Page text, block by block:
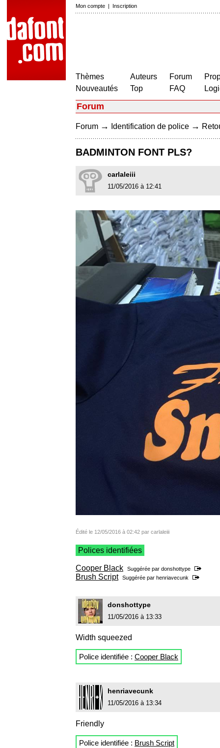
Mon compte | Inscription
Thèmes
Nouveautés
Auteurs
Top
Forum
FAQ
Forum
Forum → Identification de police →
BADMINTON FONT PLS?
carlaleiii
11/05/2016 à 12:41
Édité le 12/05/2016 à 02:42 par carlaleiii
Polices identifiées
Cooper Black Suggérée par donshottype
Brush Script Suggérée par henriavecunk
donshottype
11/05/2016 à 13:33
Width squeezed
Police identifiée : Cooper Black
henriavecunk
11/05/2016 à 13:34
Friendly
Police identifiée : Brush Script